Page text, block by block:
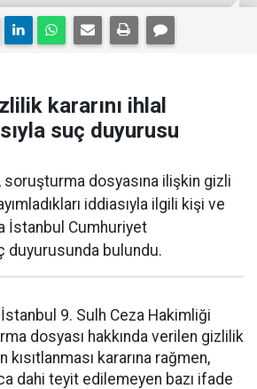
kararını ihlal
suç duyurusu
soruşturma dosyasına ilişkin gizli
iddiasıyla ilgili kişi ve
İstanbul Cumhuriyet
duyurusunda bulundu.
9. Sulh Ceza Hakimliği
dosyası hakkında verilen gizlilik
kararına rağmen,
dahi teyit edilemeyen bazı ifade